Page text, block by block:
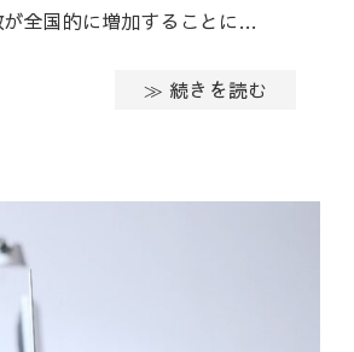
全国的に増加することに…
≫ 続きを読む